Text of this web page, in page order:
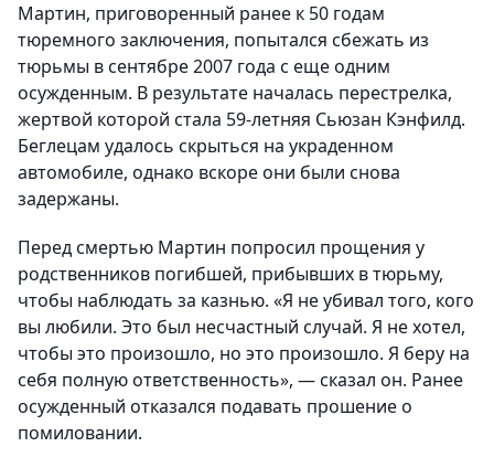
Мартин, приговоренный ранее к 50 годам
тюремного заключения, попытался сбежать из
тюрьмы в сентябре 2007 года с еще одним
осужденным. В результате началась перестрелка,
жертвой которой стала 59-летняя Сьюзан Кэнфилд.
Беглецам удалось скрыться на украденном
автомобиле, однако вскоре они были снова
задержаны.
Перед смертью Мартин попросил прощения у
родственников погибшей, прибывших в тюрьму,
чтобы наблюдать за казнью. «Я не убивал того, кого
вы любили. Это был несчастный случай. Я не хотел,
чтобы это произошло, но это произошло. Я беру на
себя полную ответственность», — сказал он. Ранее
осужденный отказался подавать прошение о
помиловании.